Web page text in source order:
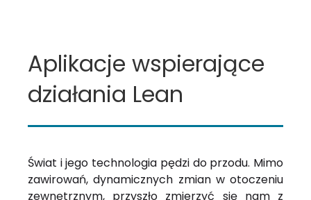
Aplikacje wspierające
działania Lean
Świat i jego technologia pędzi do przodu. Mimo
zawirowań, dynamicznych zmian w otoczeniu
zewnętrznym, przyszło zmierzyć się nam z